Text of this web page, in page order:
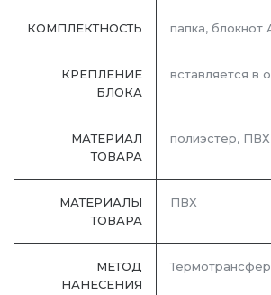
КОМПЛЕКТНОСТЬ папка, блокнот
КРЕПЛЕНИЕ
БЛОКА
вставляется в
МАТЕРИАЛ
ТОВАРА
полиэстер, ПВХ
МАТЕРИАЛЫ
ТОВАРА
ПВХ
МЕТОД
НАНЕСЕНИЯ
Термотрансфер